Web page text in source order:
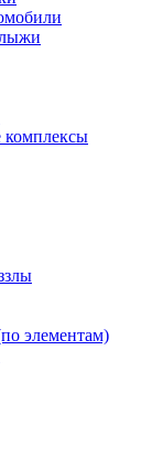
комплексы
элементам)